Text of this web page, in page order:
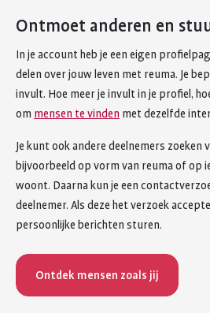
Ontmoet anderen en
In je account heb je een eigen
delen over jouw leven met reuma. Je
invult. Hoe meer je invult in je profiel,
om mensen te vinden met dezelfde
Je kunt ook andere deelnemers zoeken
bijvoorbeeld op vorm van reuma of op
woont. Daarna kun je een
deelnemer. Als deze het verzoek
persoonlijke berichten sturen.
Ontdek mensen zoals jij